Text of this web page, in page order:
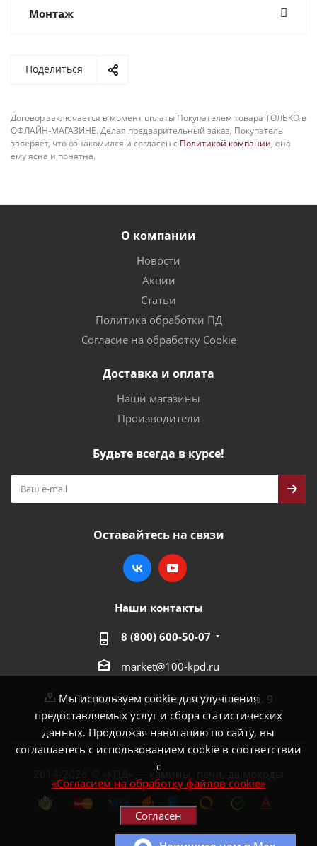
Мы используем cookie для улучшения
предоставляемых услуг и сбора статистических
данных. Продолжая навигацию по сайту, вы
соглашаетесь с использованием cookie в соответствии
с
«Согласием на обработку файлов cookie»
Согласен
Монтаж
Поделиться
Договор заключается в момент оплаты Покупателем товара ТОЛЬКО в
ОФЛАЙН-МАГАЗИНЕ. Делая предварительный заказ, Покупатель
заверяет, что ознакомился и согласен с Политикой компании, она
ему ясна и понятна.
О компании
Новости
Акции
Статьи
Политика обработки ПД
Согласие на обработку Cookie
Доставка и оплата
Наши магазины
Производители
Будьте всегда в курсе!
Оставайтесь на связи
Наши контакты
8 (800) 600-50-07
market@100-kpd.ru
г. Тверь, 4-й пер. Красной Слободы, д. 9
2014-2026 © «КПД» — камины, печи, дымоходы